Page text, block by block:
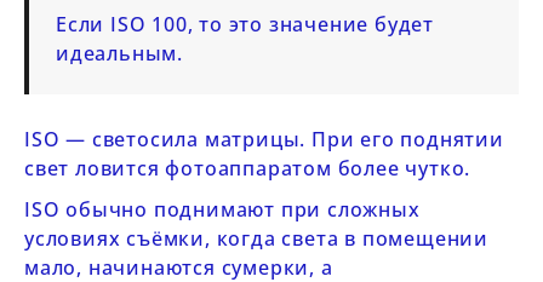
Если ISO 100, то это значение будет
идеальным.
ISO — светосила матрицы. При его поднятии
свет ловится фотоаппаратом более чутко.
ISO обычно поднимают при сложных
условиях съёмки, когда света в помещении
мало, начинаются сумерки, а